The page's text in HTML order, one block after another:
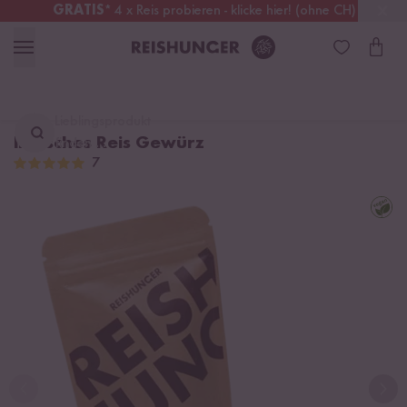
GRATIS* 4 x Reis probieren - klicke hier! (ohne CH)
Österreich Kostenloser Versand
finden ...
Indisches Reis Gewürz
7